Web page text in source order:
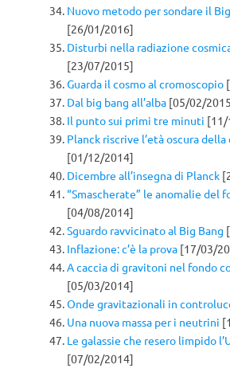
Nuovo metodo per sondare il
[26/01/2016]
Disturbi nella radiazione
[23/07/2015]
Guarda il cosmo al cromoscopio
Dal big bang all’alba [05/02/
Il punto sui primi tre minuti [11/
Planck riscrive l’età oscura
[01/12/2014]
Dicembre all’insegna di Planck
“Smascherate” le anomalie del
[04/08/2014]
Sguardo ravvicinato al Big Bang
Inflazione: c’è la prova [17/03/
A caccia di gravitoni nel fondo
[05/03/2014]
Onde gravitazionali in
Una nuova massa per i neutrini
Le galassie che resero limpido
[07/02/2014]